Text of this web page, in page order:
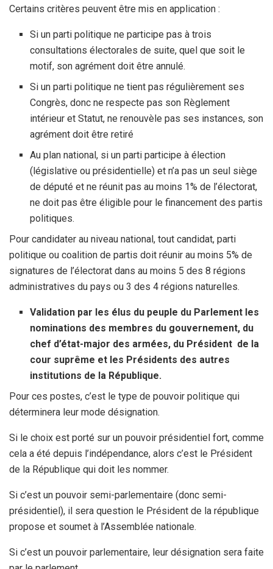
Certains critères peuvent être mis en application :
Si un parti politique ne participe pas à trois
consultations électorales de suite, quel que soit le
motif, son agrément doit être annulé.
Si un parti politique ne tient pas régulièrement ses
Congrès, donc ne respecte pas son Règlement
intérieur et Statut, ne renouvèle pas ses instances, son
agrément doit être retiré
Au plan national, si un parti participe à élection
(législative ou présidentielle) et n’a pas un seul siège
de député et ne réunit pas au moins 1% de l’électorat,
ne doit pas être éligible pour le financement des partis
politiques.
Pour candidater au niveau national, tout candidat, parti
politique ou coalition de partis doit réunir au moins 5% de
signatures de l’électorat dans au moins 5 des 8 régions
administratives du pays ou 3 des 4 régions naturelles.
Validation par les élus du peuple du Parlement les
nominations des membres du gouvernement, du
chef d’état-major des armées, du Président de la
cour suprême et les Présidents des autres
institutions de la République.
Pour ces postes, c’est le type de pouvoir politique qui
déterminera leur mode désignation.
Si le choix est porté sur un pouvoir présidentiel fort, comme
cela a été depuis l’indépendance, alors c’est le Président
de la République qui doit les nommer.
Si c’est un pouvoir semi-parlementaire (donc semi-
présidentiel), il sera question le Président de la république
propose et soumet à l’Assemblée nationale.
Si c’est un pouvoir parlementaire, leur désignation sera faite